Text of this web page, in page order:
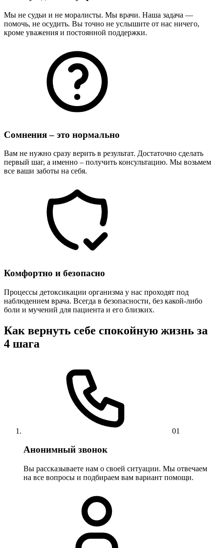
Мы не судьи и не моралисты. Мы врачи. Наша задача —
помочь, не осудить. Вы точно не услышите от нас ничего,
кроме уважения и постоянной поддержки.
Сомнения – это нормально
Вам не нужно сразу верить в результат. Достаточно сделать
первый шаг, а именно – получить консультацию. Мы возьмем
все ваши заботы на себя.
Комфортно и безопасно
Процессы детоксикации организма у нас проходят под
наблюдением врача. Всегда в безопасности, без какой-либо
боли и мучений для пациента и его близких.
Как вернуть себе спокойную жизнь за
4 шага
01
Анонимный звонок
Вы рассказываете нам о своей ситуации. Мы отвечаем
на все вопросы и подбираем вам вариант помощи.